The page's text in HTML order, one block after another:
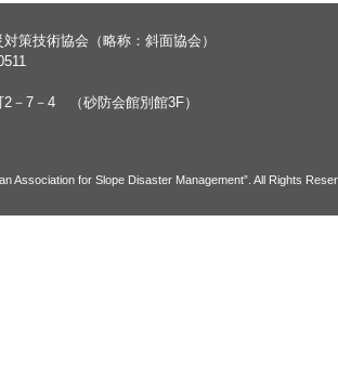
策技術協会（略称：斜面協会）
－7－4 （砂防会館別館3F）
Association for Slope Disaster Management”. All Rights